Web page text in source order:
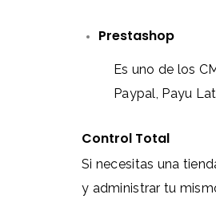
Prestashop
Es uno de los
Paypal, Payu
Control Total
Si necesitas una
y administrar tu